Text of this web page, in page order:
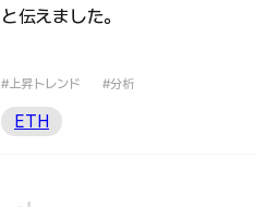
と伝えました。
#上昇トレンド #分析
ETH